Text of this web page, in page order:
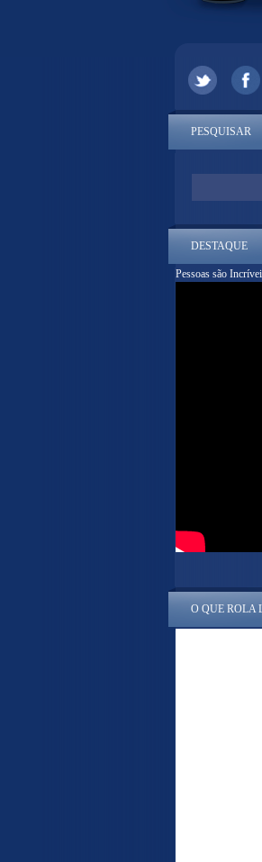
PESQUISAR
DESTAQUE
Pessoas são
O QUE ROLA